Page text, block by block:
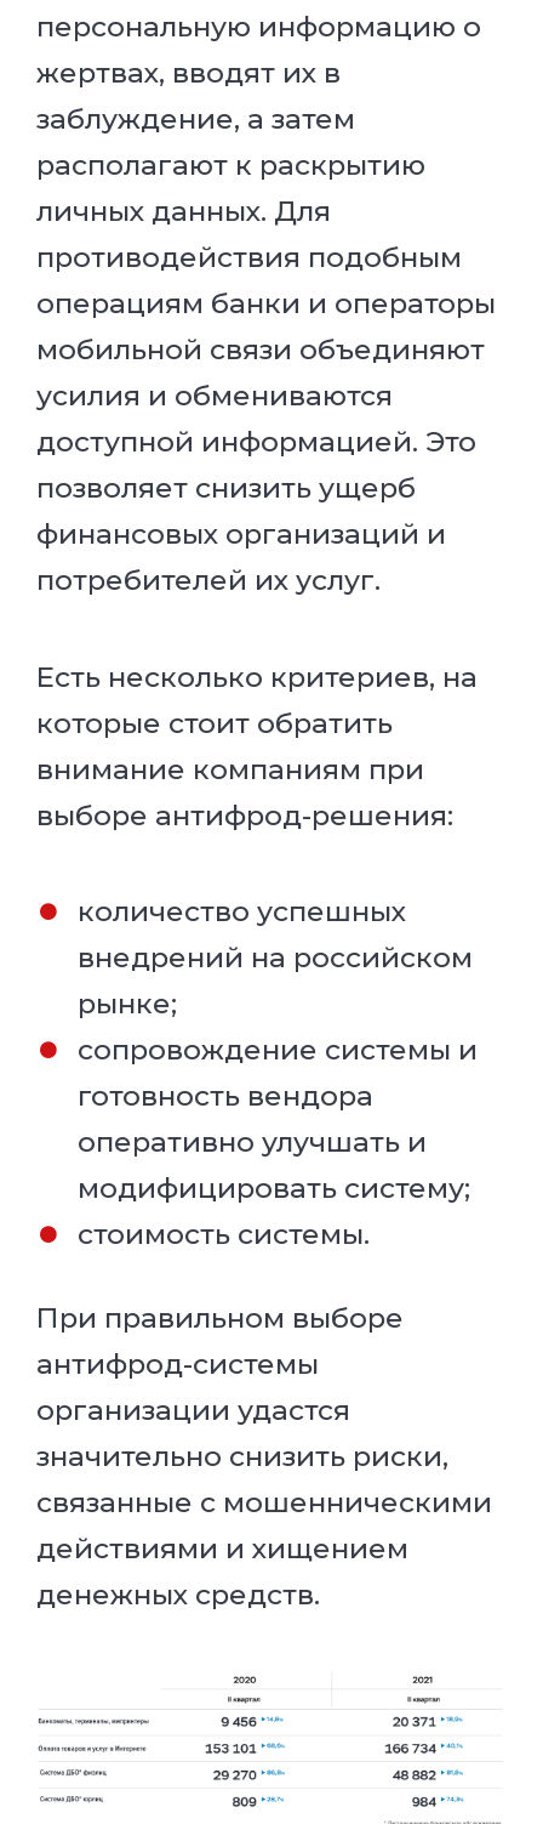
персональную информацию о
жертвах, вводят их в
заблуждение, а затем
располагают к раскрытию
личных данных. Для
противодействия подобным
операциям банки и операторы
мобильной связи объединяют
усилия и обмениваются
доступной информацией. Это
позволяет снизить ущерб
финансовых организаций и
потребителей их услуг.
Есть несколько критериев, на
которые стоит обратить
внимание компаниям при
выборе антифрод-решения:
количество успешных
внедрений на российском
рынке;
сопровождение системы и
готовность вендора
оперативно улучшать и
модифицировать систему;
стоимость системы.
При правильном выборе
антифрод-системы
организации удастся
значительно снизить риски,
связанные с мошенническими
действиями и хищением
денежных средств.